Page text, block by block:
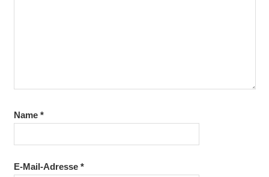
Name *
E-Mail-Adresse *